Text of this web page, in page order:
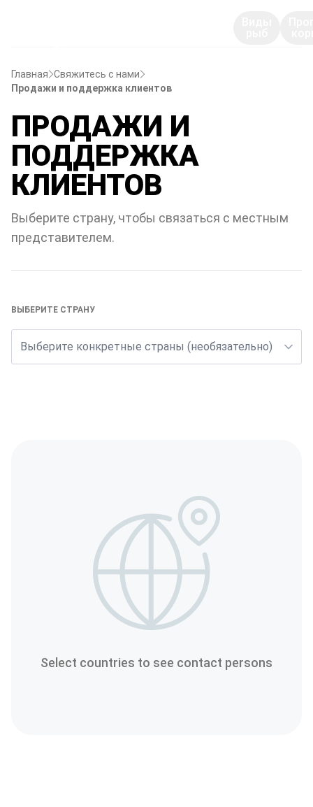
Главная Свяжитесь с нами
Продажи и поддержка клиентов
ПРОДАЖИ И
ПОДДЕРЖКА
КЛИЕНТОВ
Выберите страну, чтобы связаться с местным
представителем.
ВЫБЕРИТЕ СТРАНУ
Выберите конкретные страны (необязательно)
Select countries to see contact persons